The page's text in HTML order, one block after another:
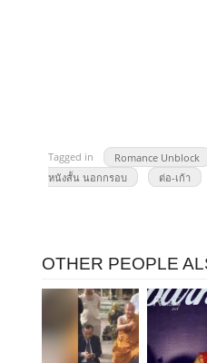
Tagged in Romance Unblock
หนังสั้น นอกกรอบ
ต่อ-เก้า
OTHER PEOPLE